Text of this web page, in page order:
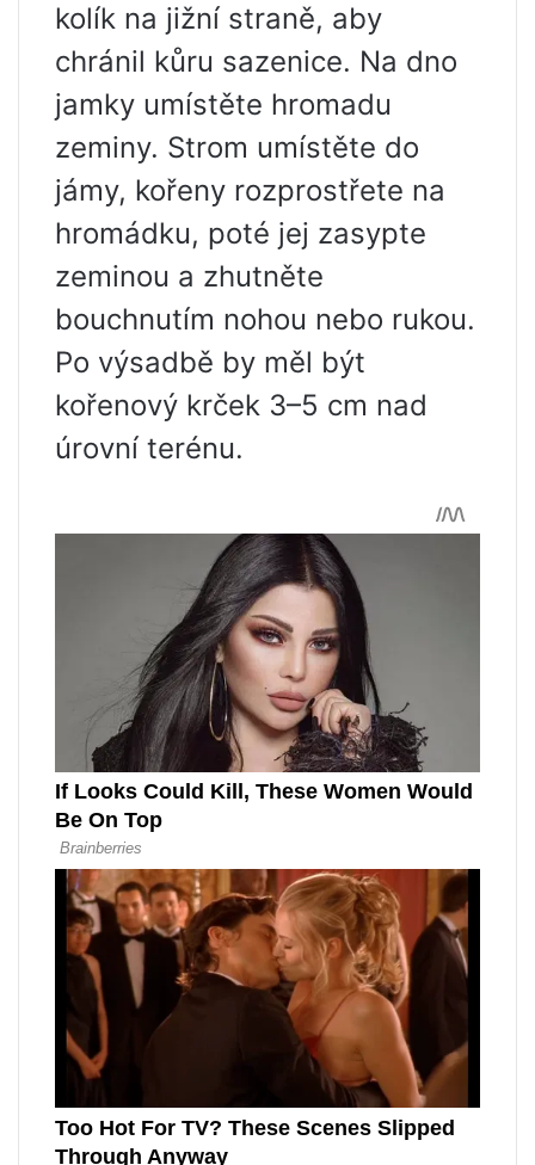
kolík na jižní straně, aby
chránil kůru sazenice. Na dno
jamky umístěte hromadu
zeminy. Strom umístěte do
jámy, kořeny rozprostřete na
hromádku, poté jej zasypte
zeminou a zhutněte
bouchnutím nohou nebo rukou.
Po výsadbě by měl být
kořenový krček 3–5 cm nad
úrovní terénu.